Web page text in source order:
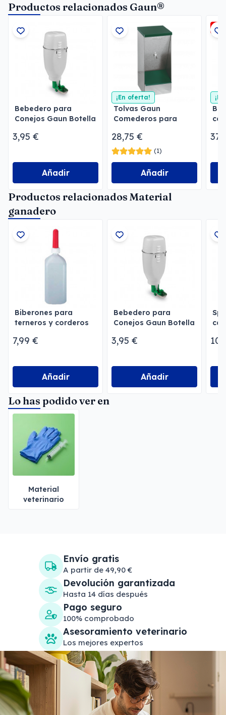
Productos relacionados Gaun®
Bebedero para
Conejos Gaun Botella
3,95 €
Añadir
¡En oferta!
Tolvas Gaun
Comederos para
28,75 €
(1)
Añadir
-
Productos relacionados Material
ganadero
Biberones para
terneros y corderos
7,99 €
Añadir
Bebedero para
Conejos Gaun Botella
3,95 €
Añadir
Lo has podido ver en
Material
veterinario
Envío gratis
A partir de 49,90 €
Devolución garantizada
Hasta 14 días después
Pago seguro
100% comprobado
Asesoramiento veterinario
Los mejores expertos